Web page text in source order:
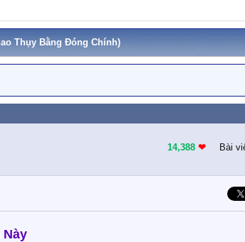
Thụy Bằng Đóng Chính)
14,388 ❤︎ Bài
Này